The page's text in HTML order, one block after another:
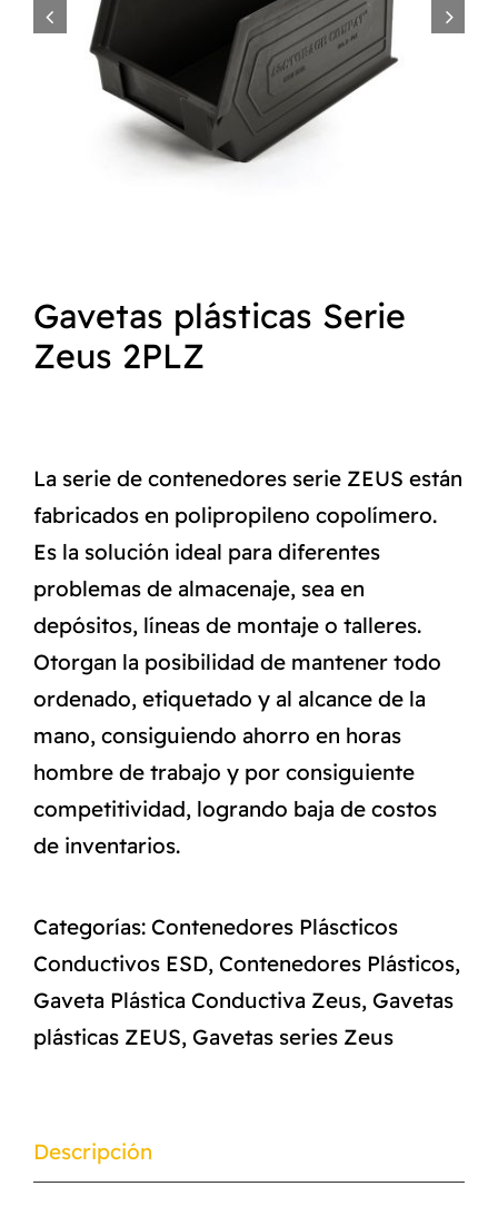
NORMAS ISO
CATÁLOGO
 
Gavetas plásticas Serie
Zeus 2PLZ
La serie de contenedores serie ZEUS están
fabricados en polipropileno copolímero.
Es la solución ideal para diferentes
problemas de almacenaje, sea en
depósitos, líneas de montaje o talleres.
Otorgan la posibilidad de mantener todo
ordenado, etiquetado y al alcance de la
mano, consiguiendo ahorro en horas
hombre de trabajo y por consiguiente
competitividad, logrando baja de costos
de inventarios.
Categorías: Contenedores Pláscticos
Conductivos ESD, Contenedores Plásticos,
Gaveta Plástica Conductiva Zeus, Gavetas
plásticas ZEUS, Gavetas series Zeus
Descripción